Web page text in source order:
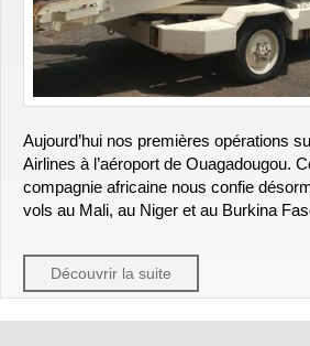
Aujourd’hui nos premières opérations
Airlines à l’aéroport de Ouagadougou.
compagnie africaine nous confie
vols au Mali, au Niger et au Burkina
Découvrir la suite